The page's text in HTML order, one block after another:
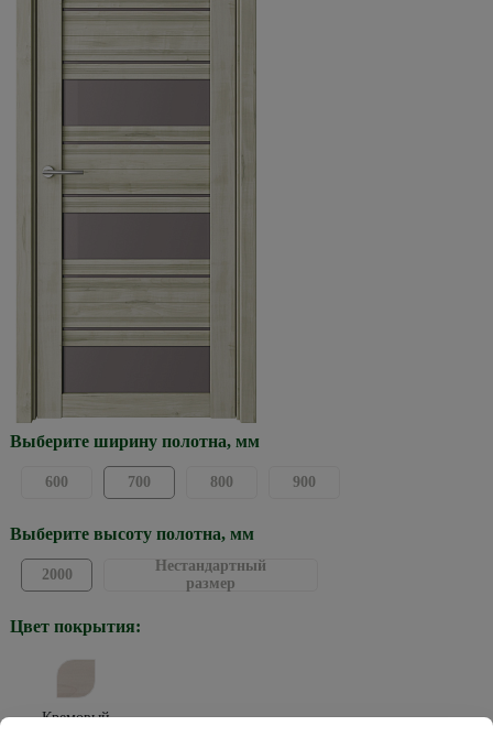
Выберите ширину полотна, мм
600 700 800 900
Выберите высоту полотна, мм
2000
Нестандартный
размер
Цвет покрытия:
Кремовый